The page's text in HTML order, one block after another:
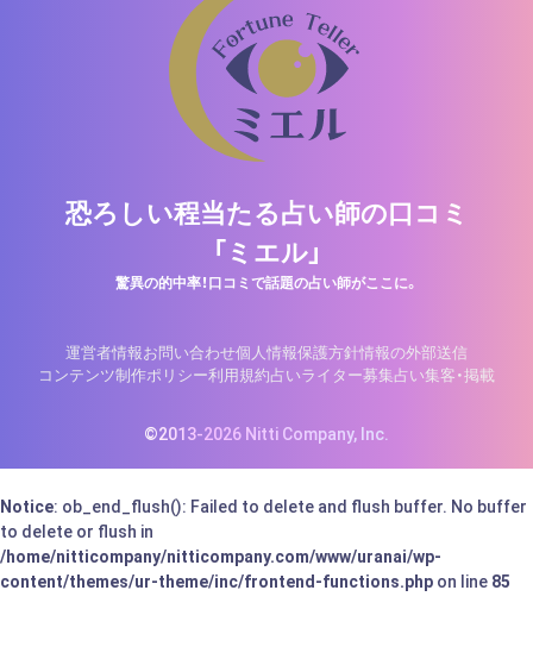
恐ろしい程当たる占い師の口コミ
「ミエル」
驚異の的中率！口コミで話題の占い師がここに。
運営者情報お問い合わせ個人情報保護方針情報の外部送信
コンテンツ制作ポリシー利用規約占いライター募集占い集客・掲載
©2013-2026 Nitti Company, Inc.
Notice: ob_end_flush(): Failed to delete and flush buffer. No buffer
to delete or flush in
/home/nitticompany/nitticompany.com/www/uranai/wp-
content/themes/ur-theme/inc/frontend-functions.php on line 85